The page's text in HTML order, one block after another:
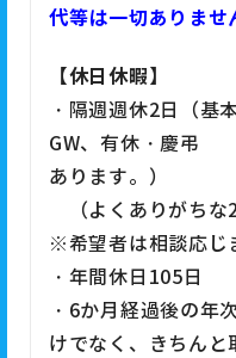
代等は一切ありませ
【休日休暇】
・隔週週休2日（基
GW、有休・慶弔
あります。）
（よくありがちな
※希望者は相談応じ
・年間休日105日
・6か月経過後の年
けでなく、きちんと